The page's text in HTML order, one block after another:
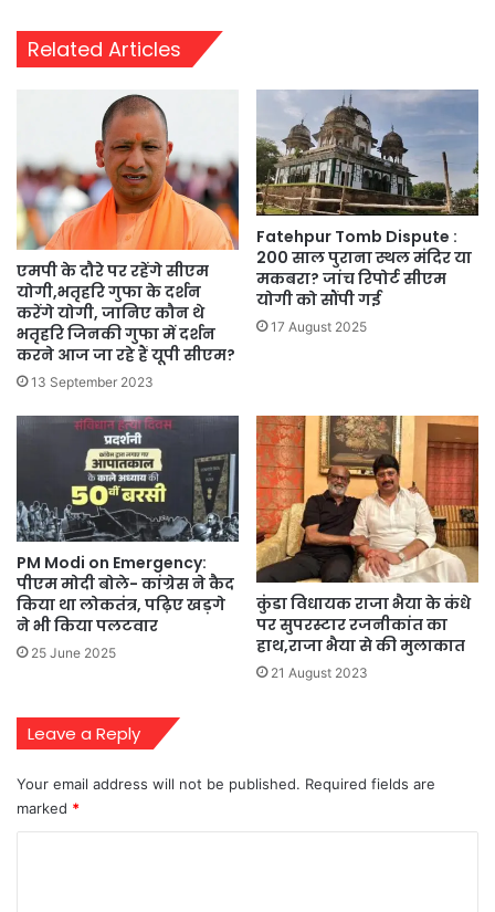
Related Articles
एमपी के दौरे पर रहेंगे सीएम
योगी,भतृहरि गुफा के दर्शन
करेंगे योगी, जानिए कौन थे
भतृहरि जिनकी गुफा में दर्शन
करने आज जा रहे हैं यूपी सीएम?
13 September 2023
Fatehpur Tomb Dispute :
200 साल पुराना स्थल मंदिर या
मकबरा? जांच रिपोर्ट सीएम
योगी को सौंपी गई
17 August 2025
PM Modi on Emergency:
पीएम मोदी बोले- कांग्रेस ने कैद
किया था लोकतंत्र, पढ़िए खड़गे
ने भी किया पलटवार
25 June 2025
कुंडा विधायक राजा भैया के कंधे
पर सुपरस्टार रजनीकांत का
हाथ,राजा भैया से की मुलाकात
21 August 2023
Leave a Reply
Your email address will not be published. Required fields are
marked *